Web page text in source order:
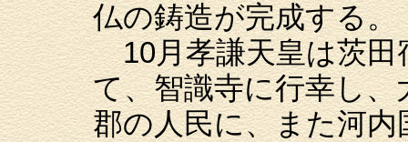
仏の鋳造が完成する。
10月孝謙天皇は茨田
て、智識寺に行幸し
郡の人民に、また河